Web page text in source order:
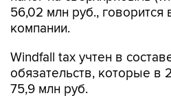
56,02 млн руб., говорится
компании.
Windfall tax учтен в
обязательств, которые в
75,9 млн руб.